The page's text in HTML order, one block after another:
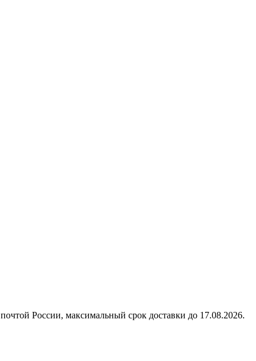
почтой России, максимальный срок доставки до 17.08.2026.